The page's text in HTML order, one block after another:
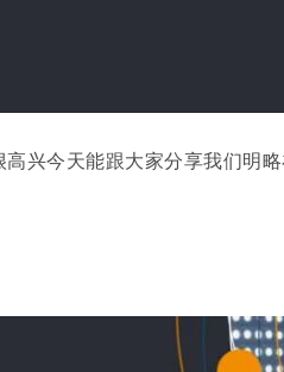
兴今天能跟大家分享我们明